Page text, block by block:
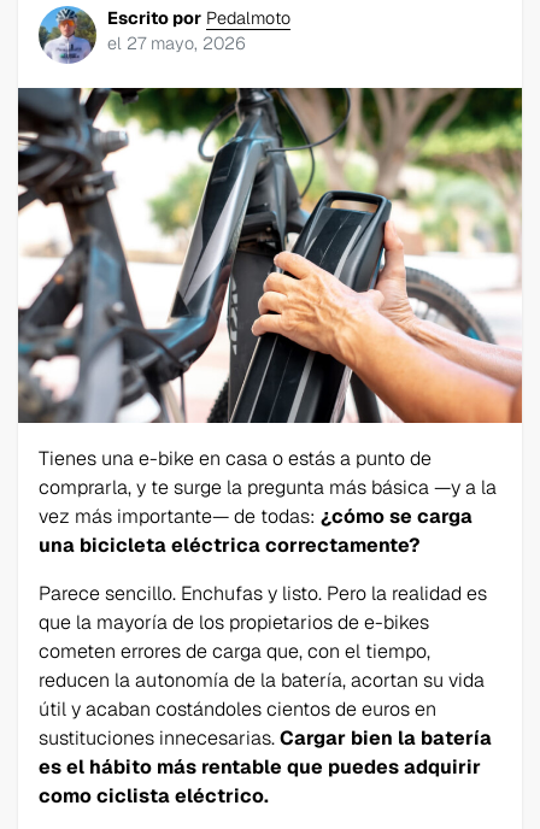
Escrito por Pedalmoto
el 27 mayo, 2026
Tienes una e-bike en casa o estás a punto de
comprarla, y te surge la pregunta más básica —y a la
vez más importante— de todas:¿cómo se carga
una bicicleta eléctrica correctamente?
Parece sencillo. Enchufas y listo. Pero la realidad es
que la mayoría de los propietarios de e-bikes
cometen errores de carga que, con el tiempo,
reducen la autonomía de la batería, acortan su vida
útil y acaban costándoles cientos de euros en
sustituciones innecesarias.Cargar bien la batería
es el hábito más rentable que puedes adquirir
como ciclista eléctrico.